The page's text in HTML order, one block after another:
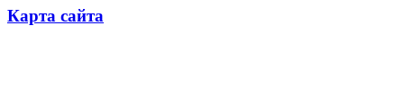
Карта сайта